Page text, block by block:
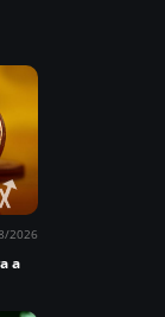
2026
a